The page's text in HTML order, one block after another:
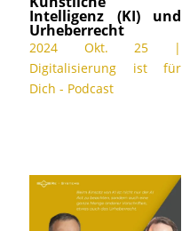
Intelligenz (KI) und
Urheberrecht
2024 Okt. 25|
Digitalisierung ist für
Dich - Podcast